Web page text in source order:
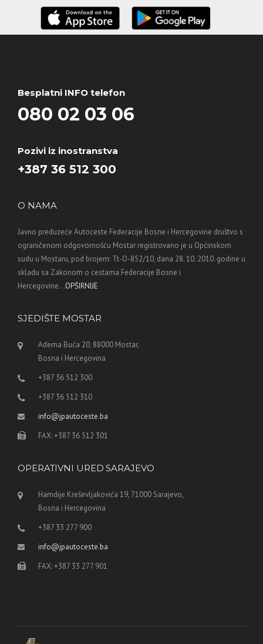
Besplatni INFO telefon
080 02 03 06
Pozivi iz inostranstva
+387 36 512 300
O NAMA
Javno preduzeće Autoceste Federacije Bosne i Hercegovine društvo s
ograničenom odgovornošću Mostar registrovano je u Općinskom
sudu u Mostaru, pod brojem: Tt-O-852/10, dana 28. 10. 2010. godine u
skladu sa Zakonom o cestama Federacije Bosne i
Hercegovine...OPŠIRNIJE
SJEDIŠTE MOSTAR
Adema Buća 20, 88000 Mostar,
Bosna i Hercegovina
+387 36 512 300
+387 36 512 310
info@jpautoceste.ba
FAX: +387 36 512 301
OPERATIVNI URED SARAJEVO
Hamdije Kreševljakovića 19, 71000 Sarajevo,
Bosna i Hercegovina
+387 33 277 900
info@jpautoceste.ba
FAX: +387 33 277 901